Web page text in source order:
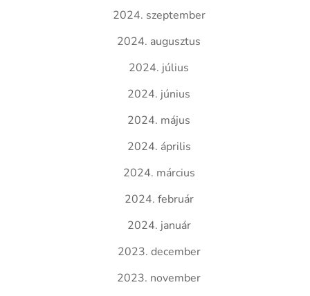
2024. szeptember
2024. augusztus
2024. július
2024. június
2024. május
2024. április
2024. március
2024. február
2024. január
2023. december
2023. november